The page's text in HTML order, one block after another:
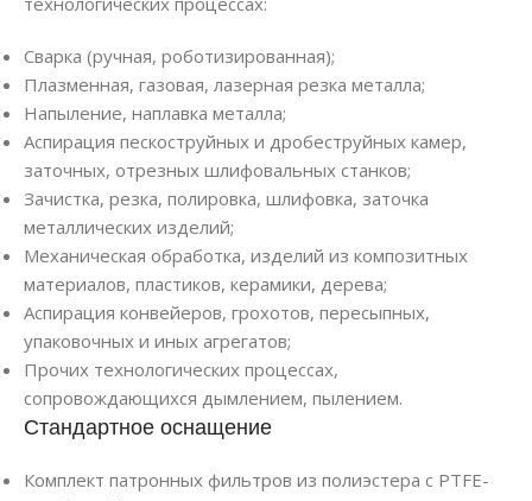
Сварка (ручная, роботизированная);
Плазменная, газовая, лазерная резка металла;
Напыление, наплавка металла;
Аспирация пескоструйных и дробеструйных камер,
заточных, отрезных шлифовальных станков;
Зачистка, резка, полировка, шлифовка, заточка
металлических изделий;
Механическая обработка, изделий из композитных
материалов, пластиков, керамики, дерева;
Аспирация конвейеров, грохотов, пересыпных,
упаковочных и иных агрегатов;
Прочих технологических процессах,
сопровождающихся дымлением, пылением.
Стандартное оснащение
Комплект патронных фильтров из полиэстера с PTFE-